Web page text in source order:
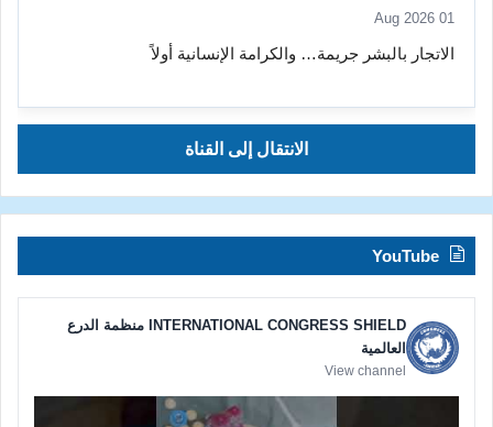
01 Aug 2026
الاتجار بالبشر جريمة… والكرامة الإنسانية أولاً
الانتقال إلى القناة
YouTube
INTERNATIONAL CONGRESS SHIELD منظمة الدرع
العالمية
View channel